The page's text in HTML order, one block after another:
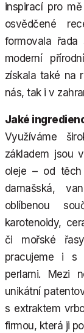
inspirací pro
osvědčené
formovala řada
moderní
získala také na
nás, tak i v
Jaké
Využíváme
základem jsou
oleje – od
damašská,
oblíbenou
karotenoidy,
či mořské
pracujeme i s
perlami. Mezi
unikátní
s extraktem
firmou, která ji